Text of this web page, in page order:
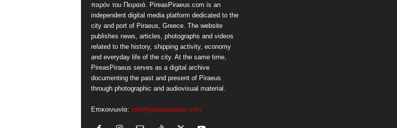
παρόν του Πειραιά. PireasPiraeus.com is an
independent digital media platform dedicated to the
city and port of Piraeus, Greece. The website
publishes news, articles, photographs and videos
related to the history, shipping activity, economy
and everyday life of the city. At the same time,
PireasPiraeus serves as a digital archive
documenting the past and present of Piraeus
through photographic and audiovisual material.
Επικοινωνία: info@pireaspiraeus.com